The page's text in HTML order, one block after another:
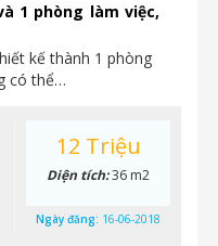
1 phòng làm việc,
kế thành 1 phòng
có thể…
12 Triệu
Diện tích:36 m2
Ngày đăng: 16-06-2018